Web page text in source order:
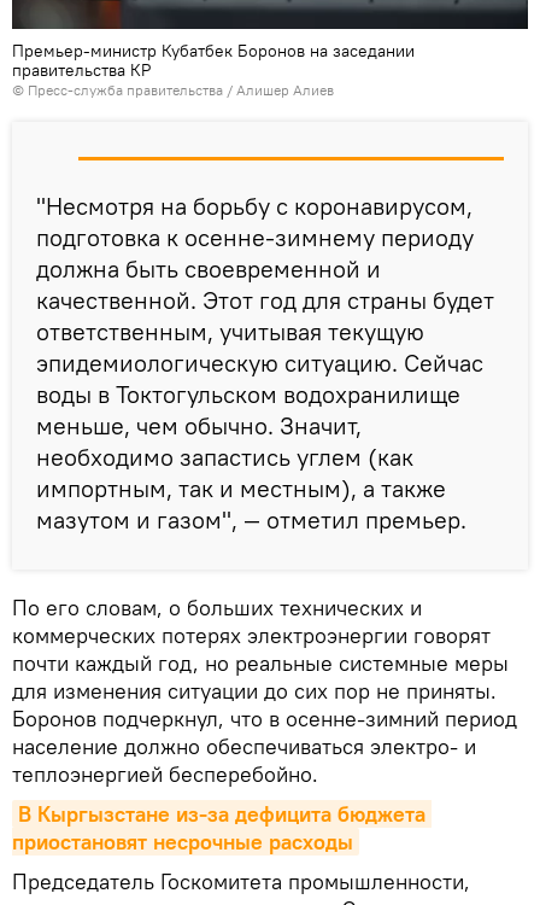
Премьер-министр Кубатбек Боронов на заседании
правительства КР
© Пресс-служба правительства / Алишер Алиев
"Несмотря на борьбу с коронавирусом,
подготовка к осенне-зимнему периоду
должна быть своевременной и
качественной. Этот год для страны будет
ответственным, учитывая текущую
эпидемиологическую ситуацию. Сейчас
воды в Токтогульском водохранилище
меньше, чем обычно. Значит,
необходимо запастись углем (как
импортным, так и местным), а также
мазутом и газом", — отметил премьер.
По его словам, о больших технических и
коммерческих потерях электроэнергии говорят
почти каждый год, но реальные системные меры
для изменения ситуации до сих пор не приняты.
Боронов подчеркнул, что в осенне-зимний период
население должно обеспечиваться электро- и
теплоэнергией бесперебойно.
В Кыргызстане из-за дефицита бюджета
приостановят несрочные расходы
Председатель Госкомитета промышленности,